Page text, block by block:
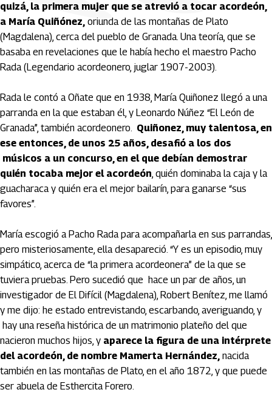
quizá, la primera mujer que se atrevió a tocar acordeón,
a María Quiñónez, oriunda de las montañas de Plato
(Magdalena), cerca del pueblo de Granada. Una teoría, que se
basaba en revelaciones que le había hecho el maestro Pacho
Rada (Legendario acordeonero, juglar 1907-2003).
Rada le contó a Oñate que en 1938, María Quiñonez llegó a una
parranda en la que estaban él, y Leonardo Núñez “El León de
Granada”, también acordeonero. Quiñonez, muy talentosa, en
ese entonces, de unos 25 años, desafió a los dos
músicos a un concurso, en el que debían demostrar
quién tocaba mejor el acordeón, quién dominaba la caja y la
guacharaca y quién era el mejor bailarín, para ganarse “sus
favores”.
María escogió a Pacho Rada para acompañarla en sus parrandas,
pero misteriosamente, ella desapareció. “Y es un episodio, muy
simpático, acerca de “la primera acordeonera” de la que se
tuviera pruebas. Pero sucedió que hace un par de años, un
investigador de El Difícil (Magdalena), Robert Benítez, me llamó
y me dijo: he estado entrevistando, escarbando, averiguando, y
hay una reseña histórica de un matrimonio plateño del que
nacieron muchos hijos, y aparece la figura de una intérprete
del acordeón, de nombre Mamerta Hernández, nacida
también en las montañas de Plato, en el año 1872, y que puede
ser abuela de Esthercita Forero.